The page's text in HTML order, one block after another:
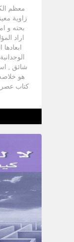
معظم
زاوية
بحته و
اراد
شائق ,
هو
كتاب